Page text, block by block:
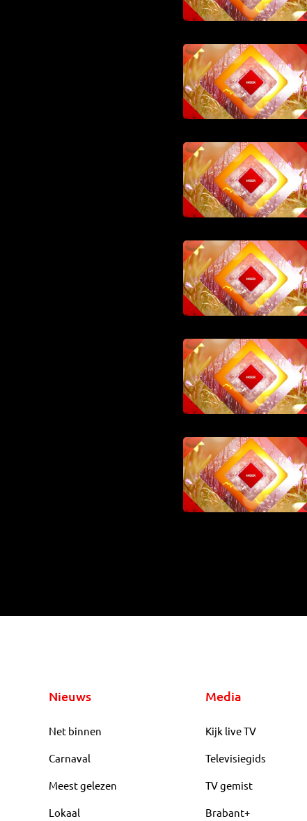
Nieuws
Net binnen
Carnaval
Meest gelezen
Lokaal
Media
Kijk live TV
Televisiegids
TV gemist
Brabant+